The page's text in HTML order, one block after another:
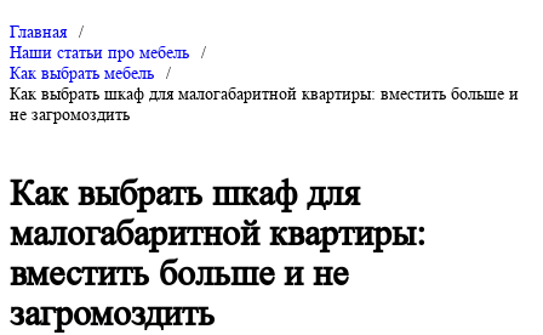
Главная
/
Наши статьи про мебель
/
Как выбрать мебель
/
Как выбрать шкаф для малогабаритной квартиры: вместить больше и
не загромоздить
Как выбрать шкаф для
малогабаритной квартиры:
вместить больше и не
загромоздить